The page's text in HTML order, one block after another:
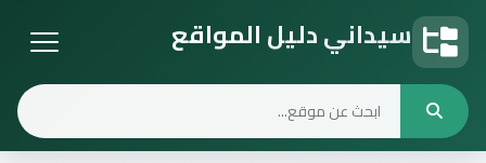
سيداني دليل المواقع